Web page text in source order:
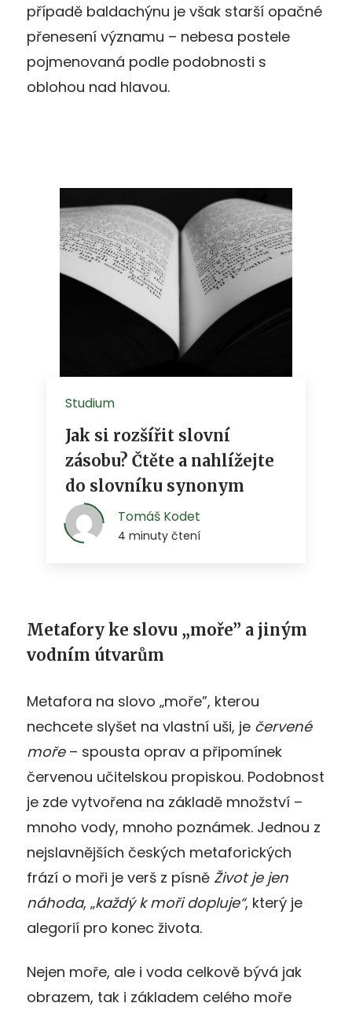
případě baldachýnu je však starší opačné
přenesení významu – nebesa postele
pojmenovaná podle podobnosti s
oblohou nad hlavou.
Metafory ke slovu „moře” a jiným
vodním útvarům
Metafora na slovo „moře”, kterou
nechcete slyšet na vlastní uši, je červené
moře– spousta oprav a připomínek
červenou učitelskou propiskou. Podobnost
je zde vytvořena na základě množství –
mnoho vody, mnoho poznámek. Jednou z
nejslavnějších českých metaforických
frází o moři je verš z písně Život je jen
náhoda, „každý k moři dopluje“, který je
alegorií pro konec života.
Nejen moře, ale i voda celkově bývá jak
obrazem, tak i základem celého moře